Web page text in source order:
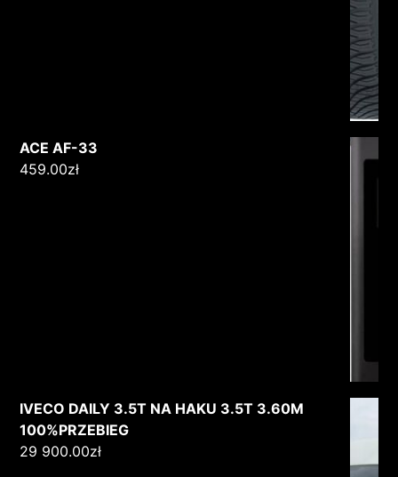
ACE AF-33
459.00zł
IVECO DAILY 3.5T NA HAKU 3.5T 3.60M
100%PRZEBIEG
29 900.00zł